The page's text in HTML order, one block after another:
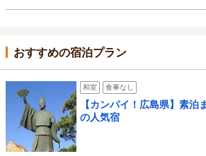
おすすめの宿泊プラン
和室 食事なし
【カンパイ！広島県】素泊
の人気宿